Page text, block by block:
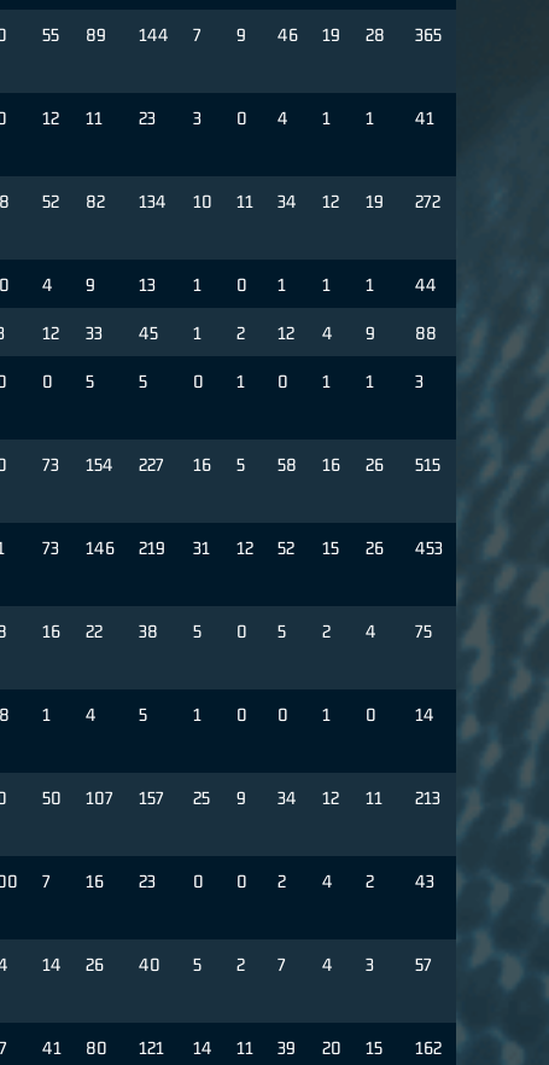
55 89 144 7 9 46 19 28 365
12 11 23 3 0 4 1 1 41
52 82 134 10 11 34 12 19 272
4 9 13 1 0 1 1 1 44
12 33 45 1 2 12 4 9 88
0 5 5 0 1 0 1 1 3
73 154 227 16 5 58 16 26 515
73 146 219 31 12 52 15 26 453
16 22 38 5 0 5 2 4 75
1 4 5 1 0 0 1 0 14
50 107 157 25 9 34 12 11 213
7 16 23 0 0 2 4 2 43
14 26 40 5 2 7 4 3 57
41 80 121 14 11 39 20 15 162